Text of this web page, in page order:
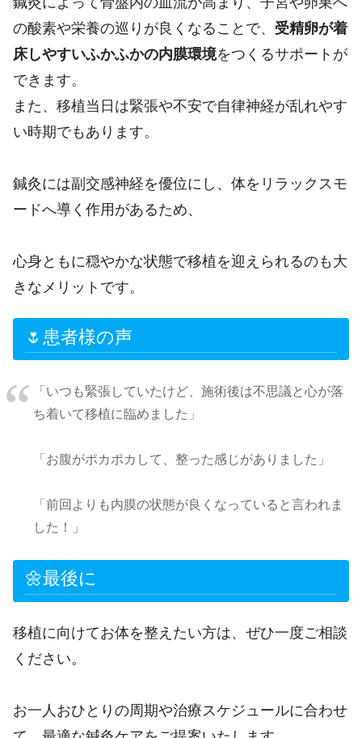
の酸素や栄養の巡りが良くなることで、 受精卵が着
床しやすいふかふかの内膜環境をつくるサポートが
できます。
また、移植当日は緊張や不安で自律神経が乱れやす
い時期でもあります。
鍼灸には副交感神経を優位にし、体をリラックスモ
ードへ導く作用があるため、
心身ともに穏やかな状態で移植を迎えられるのも大
きなメリットです。
🌷患者様の声
「いつも緊張していたけど、施術後は不思議と心が落
ち着いて移植に臨めました」
「お腹がポカポカして、整った感じがありました」
「前回よりも内膜の状態が良くなっていると言われま
した！」
🌼最後に
移植に向けてお体を整えたい方は、ぜひ一度ご相談
ください。
お一人おひとりの周期や治療スケジュールに合わせ